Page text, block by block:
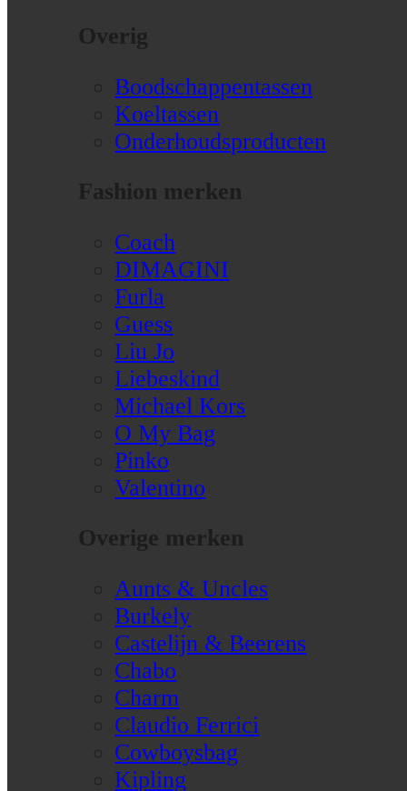
Overig
Boodschappentassen
Koeltassen
Onderhoudsproducten
Fashion merken
Coach
DIMAGINI
Furla
Guess
Liu Jo
Liebeskind
Michael Kors
O My Bag
Pinko
Valentino
Overige merken
Aunts & Uncles
Burkely
Castelijn & Beerens
Chabo
Charm
Claudio Ferrici
Cowboysbag
Kipling